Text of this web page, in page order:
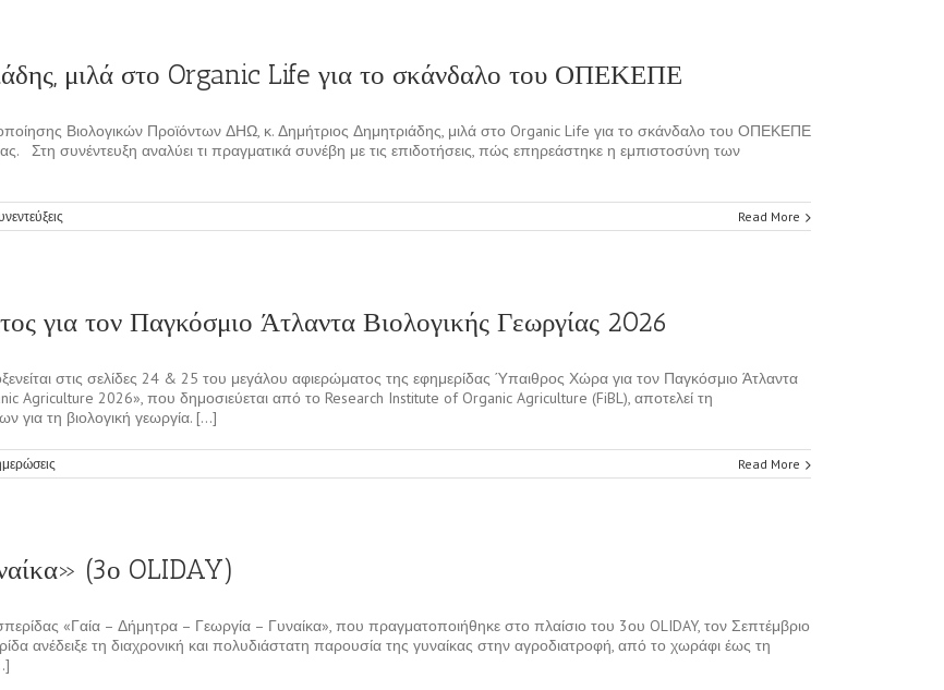
μιλά στο Organic Life για το σκάνδαλο του ΟΠΕΚΕΠΕ
Βιολογικών Προϊόντων ΔΗΩ, κ. Δημήτριος Δημητριάδης, μιλά στο Organic Life για το σκάνδαλο του ΟΠΕΚΕΠΕ
Στη συνέντευξη αναλύει τι πραγματικά συνέβη με τις επιδοτήσεις, πώς επηρεάστηκε η εμπιστοσύνη των
Read More
για τον Παγκόσμιο Άτλαντα Βιολογικής Γεωργίας 2026
στις σελίδες 24 & 25 του μεγάλου αφιερώματος της εφημερίδας Ύπαιθρος Χώρα για τον Παγκόσμιο Άτλαντα
Agriculture 2026», που δημοσιεύεται από το Research Institute of Organic Agriculture (FiBL), αποτελεί τη
για τη βιολογική γεωργία. [...]
Read More
(3ο OLIDAY)
«Γαία – Δήμητρα – Γεωργία – Γυναίκα», που πραγματοποιήθηκε στο πλαίσιο του 3ου OLIDAY, τον Σεπτέμβριο
ανέδειξε τη διαχρονική και πολυδιάστατη παρουσία της γυναίκας στην αγροδιατροφή, από το χωράφι έως τη